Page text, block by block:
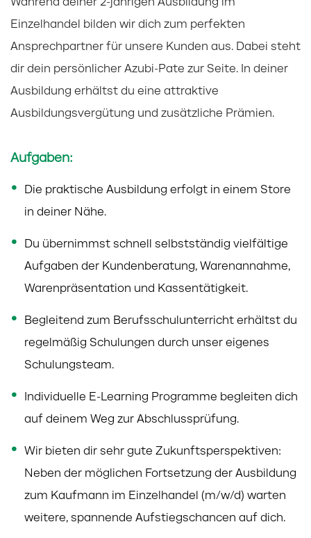
Während deiner 2-jährigen Ausbildung im
Einzelhandel bilden wir dich zum perfekten
Ansprechpartner für unsere Kunden aus. Dabei steht
dir dein persönlicher Azubi-Pate zur Seite. In deiner
Ausbildung erhältst du eine attraktive
Ausbildungsvergütung und zusätzliche Prämien.
Aufgaben:
Die praktische Ausbildung erfolgt in einem Store
in deiner Nähe.
Du übernimmst schnell selbstständig vielfältige
Aufgaben der Kundenberatung, Warenannahme,
Warenpräsentation und Kassentätigkeit.
Begleitend zum Berufsschulunterricht erhältst du
regelmäßig Schulungen durch unser eigenes
Schulungsteam.
Individuelle E-Learning Programme begleiten dich
auf deinem Weg zur Abschlussprüfung.
Wir bieten dir sehr gute Zukunftsperspektiven:
Neben der möglichen Fortsetzung der Ausbildung
zum Kaufmann im Einzelhandel (m/w/d) warten
weitere, spannende Aufstiegschancen auf dich.